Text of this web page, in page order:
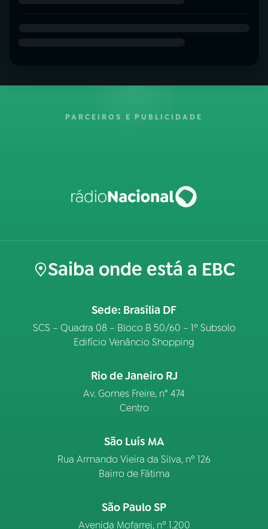
PARCEIROS E PUBLICIDADE
Saiba onde está a EBC
Sede: Brasília DF
SCS – Quadra 08 – Bloco B 50/60 – 1º Subsolo
Edifício Venâncio Shopping
Rio de Janeiro RJ
Av. Gomes Freire, n° 474
Centro
São Luís MA
Rua Armando Vieira da Silva, nº 126
Bairro de Fátima
São Paulo SP
Avenida Mofarrej, nº 1.200